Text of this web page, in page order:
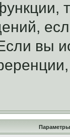
вы
Параметры